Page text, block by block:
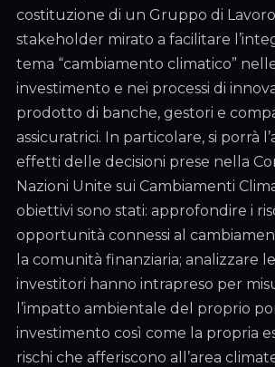
costituzione di un Gruppo di
stakeholder mirato a facilitare
tema “cambiamento climatico”
investimento e nei processi di
prodotto di banche, gestori e
assicuratrici. In particolare, si porrà
effetti delle decisioni prese nella
Nazioni Unite sui Cambiamenti
obiettivi sono stati: approfondire i
opportunità connessi al
la comunità finanziaria; analizzare
investitori hanno intrapreso per
l’impatto ambientale del proprio
investimento così come la propria
rischi che afferiscono all’area